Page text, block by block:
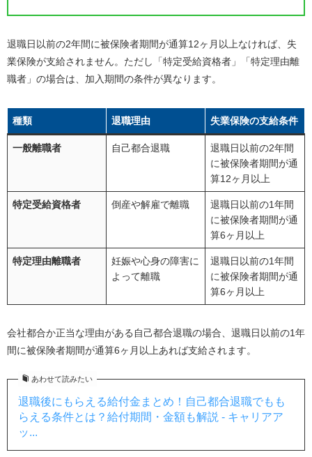
退職代行OITOMA
まとめ
退職日以前の2年間に被保険者期間が通算12ヶ月以上なければ、失
業保険が支給されません。ただし「特定受給資格者」「特定理由離
職者」の場合は、加入期間の条件が異なります。
種類 退職理由 失業保険の支給条件
一般離職者 自己都合退職 退職日以前の2年間
に被保険者期間が通
算12ヶ月以上
特定受給資格者 倒産や解雇で離職 退職日以前の1年間
に被保険者期間が通
算6ヶ月以上
特定理由離職者
妊娠や心身の障害に
よって離職
退職日以前の1年間
に被保険者期間が通
算6ヶ月以上
会社都合か正当な理由がある自己都合退職の場合、退職日以前の1年
間に被保険者期間が通算6ヶ月以上あれば支給されます。
あわせて読みたい
退職後にもらえる給付金まとめ！自己都合退職でもも
らえる条件とは？給付期間・金額も解説 - キャリアア
ッ...